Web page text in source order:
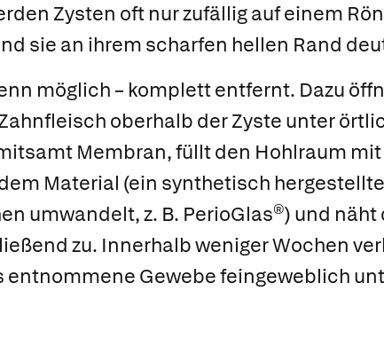
Zysten oft nur zufällig auf einem
sie an ihrem scharfen hellen Rand
möglich – komplett entfernt. Dazu
oberhalb der Zyste unter
Membran, füllt den Hohlraum mit
Material (ein synthetisch
umwandelt, z. B. PerioGlas®) und näht
zu. Innerhalb weniger Wochen
entnommene Gewebe feingeweblich